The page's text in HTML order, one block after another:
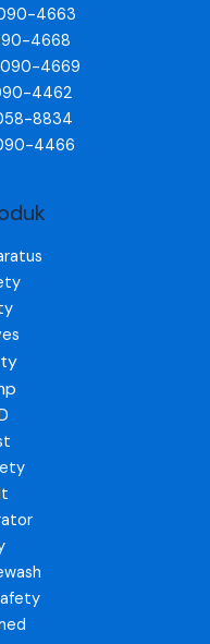
4663
4668
4669
4462
8834
4466